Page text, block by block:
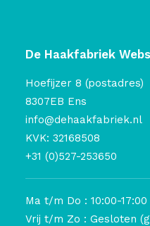
De Haakfabriek
Hoefijzer 8 (postadres)
8307EB Ens
info@dehaakfabriek.nl
KVK: 32168508
+31 (0)527-253650
Ma t/m Do : 10:00-17:00
Vrij t/m Zo : Gesloten